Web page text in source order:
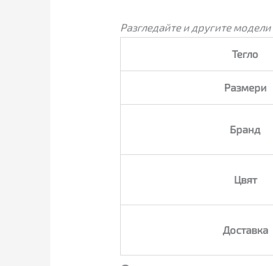
Разгледайте и другите модели
Тегло
Размери
Бранд
Цвят
Доставка